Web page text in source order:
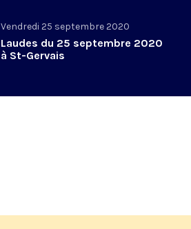
Vendredi 25 septembre 2020
Laudes du 25 septembre 2020
à St-Gervais